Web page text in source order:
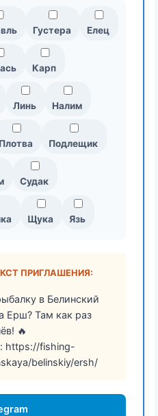
Густера Елец
Карп
Линь Налим
Плотва Подлещик
Судак
Щука Язь
ПРИГЛАШЕНИЯ:
в Белинский
Ерш? Там как раз
🔥
https://fishing-
belinskiy/ersh/